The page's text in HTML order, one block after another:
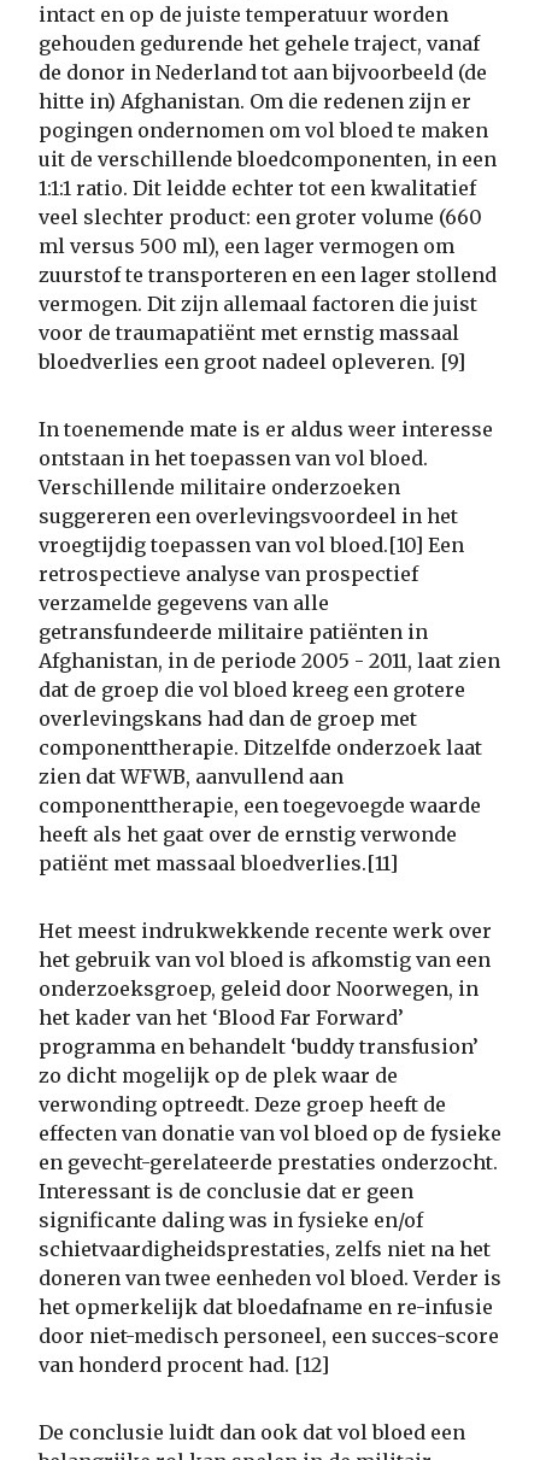
intact en op de juiste temperatuur worden
gehouden gedurende het gehele traject, vanaf
de donor in Nederland tot aan bijvoorbeeld (de
hitte in) Afghanistan. Om die redenen zijn er
pogingen ondernomen om vol bloed te maken
uit de verschillende bloedcomponenten, in een
1:1:1 ratio. Dit leidde echter tot een kwalitatief
veel slechter product: een groter volume (660
ml versus 500 ml), een lager vermogen om
zuurstof te transporteren en een lager stollend
vermogen. Dit zijn allemaal factoren die juist
voor de traumapatiënt met ernstig massaal
bloedverlies een groot nadeel opleveren. [9]
In toenemende mate is er aldus weer interesse
ontstaan in het toepassen van vol bloed.
Verschillende militaire onderzoeken
suggereren een overlevingsvoordeel in het
vroegtijdig toepassen van vol bloed.[10] Een
retrospectieve analyse van prospectief
verzamelde gegevens van alle
getransfundeerde militaire patiënten in
Afghanistan, in de periode 2005 - 2011, laat zien
dat de groep die vol bloed kreeg een grotere
overlevingskans had dan de groep met
componenttherapie. Ditzelfde onderzoek laat
zien dat WFWB, aanvullend aan
componenttherapie, een toegevoegde waarde
heeft als het gaat over de ernstig verwonde
patiënt met massaal bloedverlies.[11]
Het meest indrukwekkende recente werk over
het gebruik van vol bloed is afkomstig van een
onderzoeksgroep, geleid door Noorwegen, in
het kader van het ‘Blood Far Forward’
programma en behandelt ‘buddy transfusion’
zo dicht mogelijk op de plek waar de
verwonding optreedt. Deze groep heeft de
effecten van donatie van vol bloed op de fysieke
en gevecht-gerelateerde prestaties onderzocht.
Interessant is de conclusie dat er geen
significante daling was in fysieke en/of
schietvaardigheidsprestaties, zelfs niet na het
doneren van twee eenheden vol bloed. Verder is
het opmerkelijk dat bloedafname en re-infusie
door niet-medisch personeel, een succes-score
van honderd procent had. [12]
De conclusie luidt dan ook dat vol bloed een